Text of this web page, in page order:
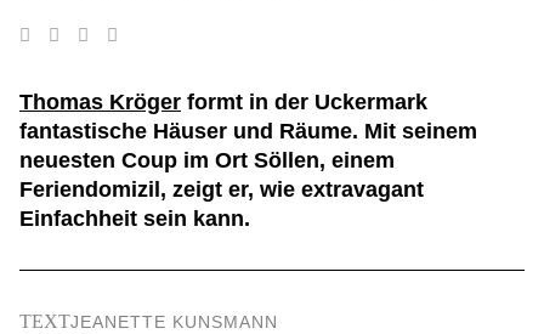
Thomas Kröger formt in der Uckermark
fantastische Häuser und Räume. Mit seinem
neuesten Coup im Ort Söllen, einem
Feriendomizil, zeigt er, wie extravagant
Einfachheit sein kann.
TEXTJEANETTE KUNSMANN